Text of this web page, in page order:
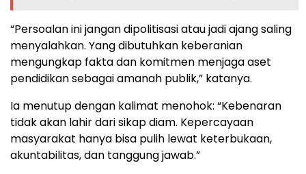
“Persoalan ini jangan dipolitisasi atau jadi ajang saling
menyalahkan. Yang dibutuhkan keberanian
mengungkap fakta dan komitmen menjaga aset
pendidikan sebagai amanah publik,” katanya.
Ia menutup dengan kalimat menohok: “Kebenaran
tidak akan lahir dari sikap diam. Kepercayaan
masyarakat hanya bisa pulih lewat keterbukaan,
akuntabilitas, dan tanggung jawab.”